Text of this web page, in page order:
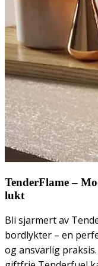
TenderFlame –
lukt
Bli sjarmert av
bordlykter – en
og ansvarlig